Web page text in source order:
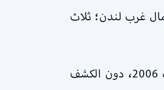
شمال غرب لندن؛ ثلاث
في نفس اليوم، ألقوا القبض على رجل في الأربعينيات للاشتباه في ارتكابه جرائم إرهابية بموجب المادة 5 من قانون الإرهاب 2006، دون الكشف